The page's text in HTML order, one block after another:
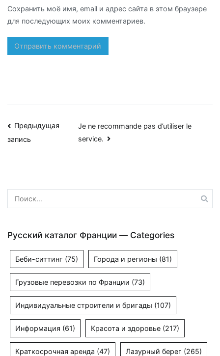
Сохранить моё имя, email и адрес сайта в этом браузере
для последующих моих комментариев.
Навигация
Предыдущая
запись
Je ne recommande pas d’utiliser le
service.
Найти:
Русский каталог Франции — Categories
Беби-ситтинг (75) Города и регионы (81)
Грузовые перевозки по Франции (73)
Индивидуальные строители и бригады (107)
Информация (61) Красота и здоровье (217)
Краткосрочная аренда (47) Лазурный берег (265)